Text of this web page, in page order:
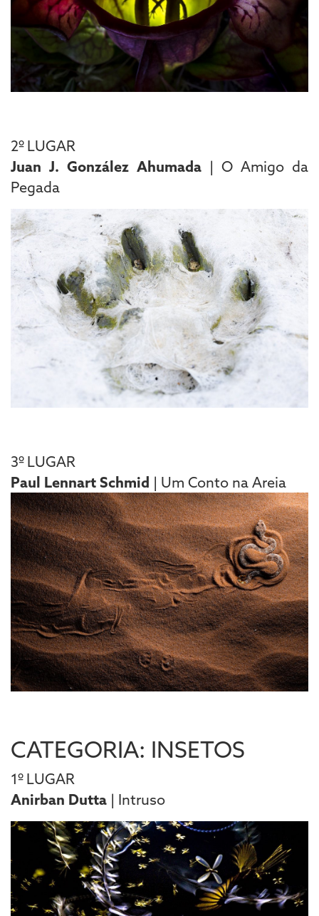
2º LUGAR
Juan J. González Ahumada | O Amigo da
Pegada
3º LUGAR
Paul Lennart Schmid | Um Conto na Areia
CATEGORIA: INSETOS
1º LUGAR
Anirban Dutta | Intruso